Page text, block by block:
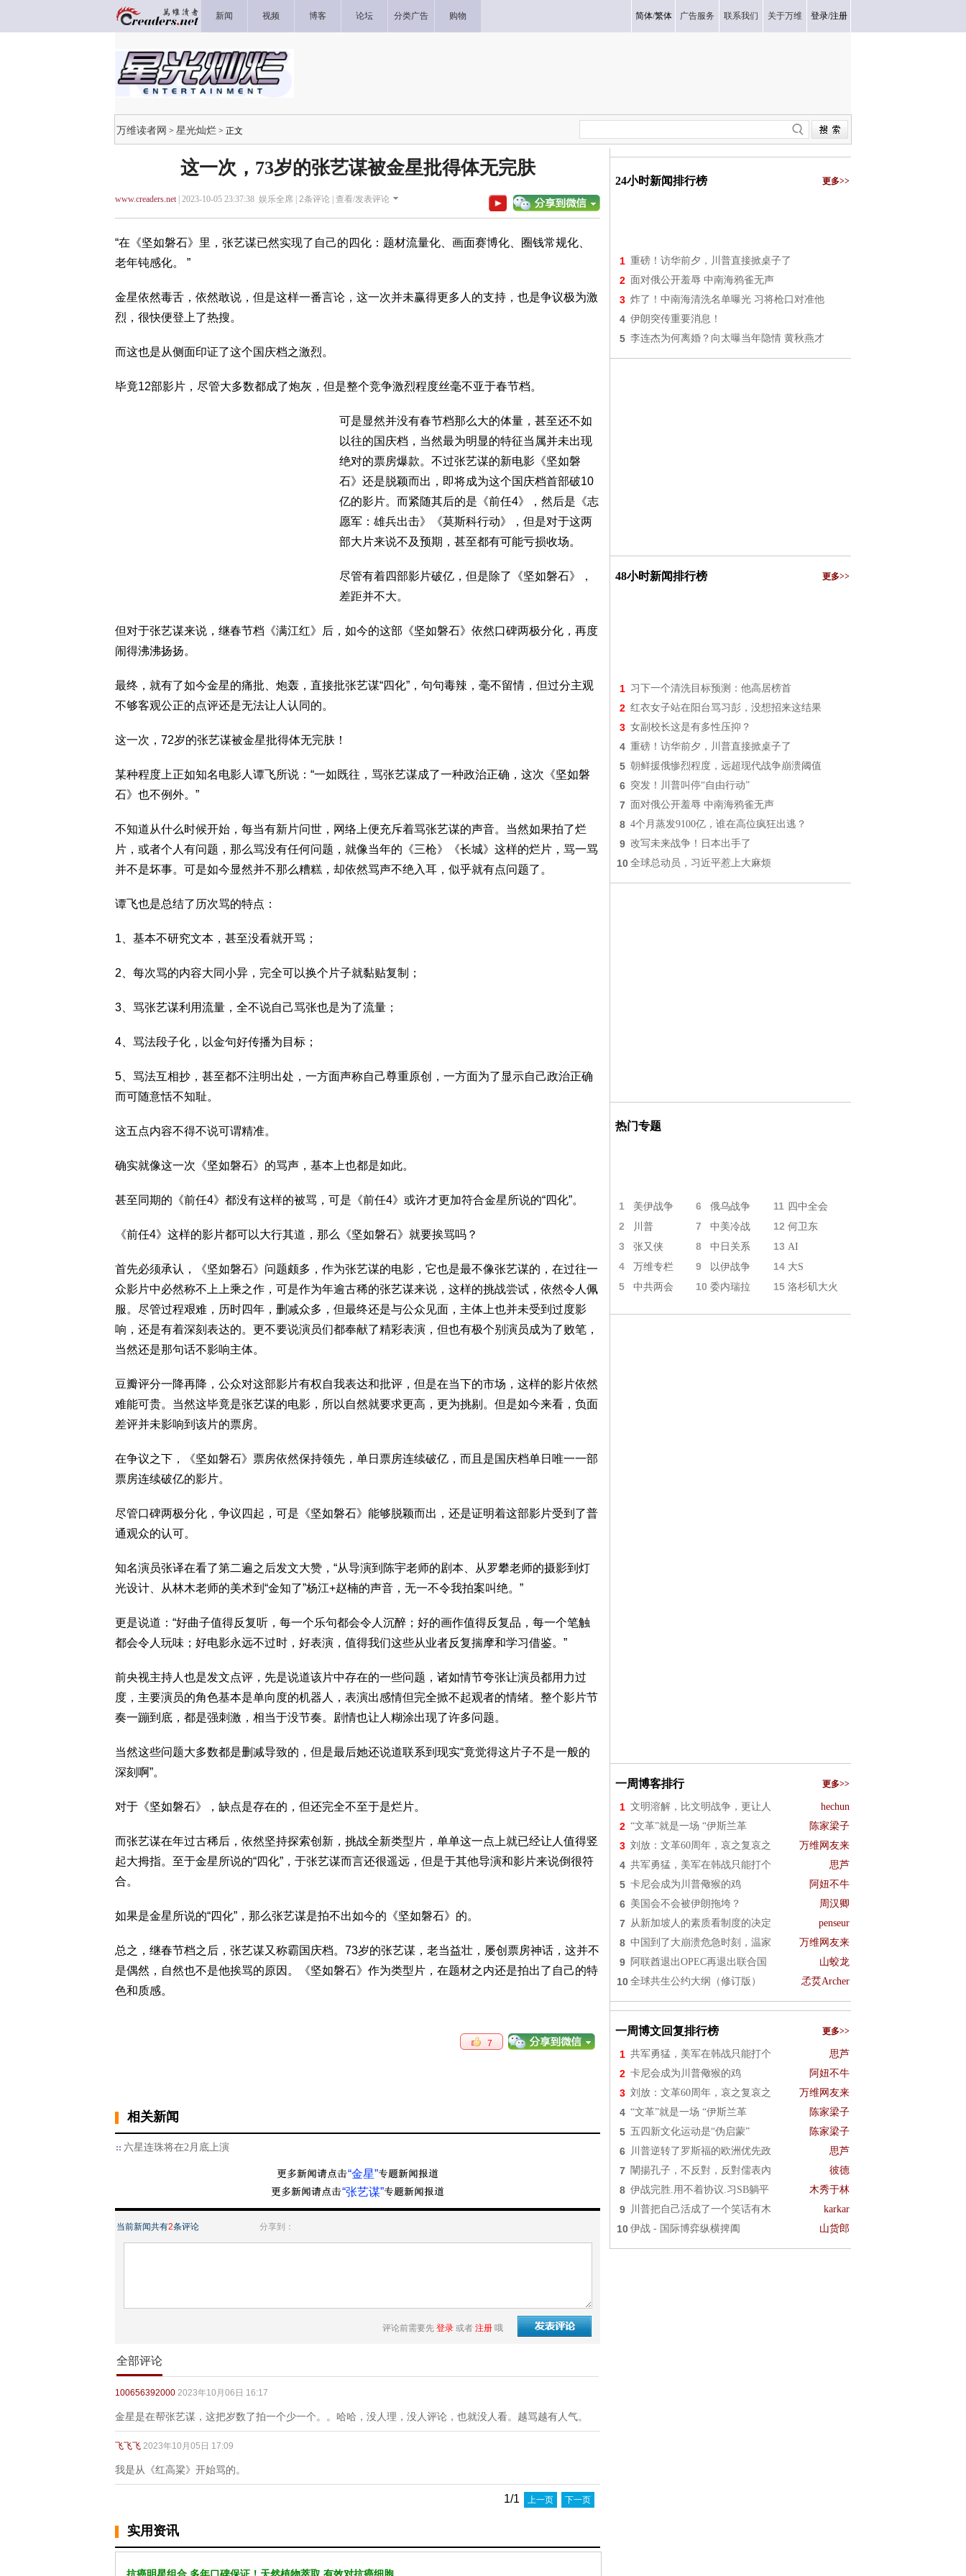
新闻 视频 博客 论坛 分类广告 购物 简体/繁体 广告服务 联系我们 关于万维 登录/注册
万维读者网 > 星光灿烂 > 正文
这一次，73岁的张艺谋被金星批得体无完肤
www.creaders.net| 2023-10-05 23:37:38 娱乐全席 | 2条评论 | 查看/发表评论
“在《坚如磐石》里，张艺谋已然实现了自己的四化：题材流量化、画面赛博化、圈钱常规化、
老年钝感化。 ”
金星依然毒舌，依然敢说，但是这样一番言论，这一次并未赢得更多人的支持，也是争议极为激
烈，很快便登上了热搜。
而这也是从侧面印证了这个国庆档之激烈。
毕竟12部影片，尽管大多数都成了炮灰，但是整个竞争激烈程度丝毫不亚于春节档。
可是显然并没有春节档那么大的体量，甚至还不如
以往的国庆档，当然最为明显的特征当属并未出现
绝对的票房爆款。不过张艺谋的新电影《坚如磐
石》还是脱颖而出，即将成为这个国庆档首部破10
亿的影片。而紧随其后的是《前任4》，然后是《志
愿军：雄兵出击》《莫斯科行动》，但是对于这两
部大片来说不及预期，甚至都有可能亏损收场。
尽管有着四部影片破亿，但是除了《坚如磐石》，
差距并不大。
但对于张艺谋来说，继春节档《满江红》后，如今的这部《坚如磐石》依然口碑两极分化，再度
闹得沸沸扬扬。
最终，就有了如今金星的痛批、炮轰，直接批张艺谋“四化”，句句毒辣，毫不留情，但过分主观
不够客观公正的点评还是无法让人认同的。
这一次，72岁的张艺谋被金星批得体无完肤！
某种程度上正如知名电影人谭飞所说：“一如既往，骂张艺谋成了一种政治正确，这次《坚如磐
石》也不例外。”
不知道从什么时候开始，每当有新片问世，网络上便充斥着骂张艺谋的声音。当然如果拍了烂
片，或者个人有问题，那么骂没有任何问题，就像当年的《三枪》《长城》这样的烂片，骂一骂
并不是坏事。可是如今显然并不那么糟糕，却依然骂声不绝入耳，似乎就有点问题了。
谭飞也是总结了历次骂的特点：
1、基本不研究文本，甚至没看就开骂；
2、每次骂的内容大同小异，完全可以换个片子就黏贴复制；
3、骂张艺谋利用流量，全不说自己骂张也是为了流量；
4、骂法段子化，以金句好传播为目标；
5、骂法互相抄，甚至都不注明出处，一方面声称自己尊重原创，一方面为了显示自己政治正确
而可随意恬不知耻。
这五点内容不得不说可谓精准。
确实就像这一次《坚如磐石》的骂声，基本上也都是如此。
甚至同期的《前任4》都没有这样的被骂，可是《前任4》或许才更加符合金星所说的“四化”。
《前任4》这样的影片都可以大行其道，那么《坚如磐石》就要挨骂吗？
首先必须承认，《坚如磐石》问题颇多，作为张艺谋的电影，它也是最不像张艺谋的，在过往一
众影片中必然称不上上乘之作，可是作为年逾古稀的张艺谋来说，这样的挑战尝试，依然令人佩
服。尽管过程艰难，历时四年，删减众多，但最终还是与公众见面，主体上也并未受到过度影
响，还是有着深刻表达的。更不要说演员们都奉献了精彩表演，但也有极个别演员成为了败笔，
当然还是那句话不影响主体。
豆瓣评分一降再降，公众对这部影片有权自我表达和批评，但是在当下的市场，这样的影片依然
难能可贵。当然这毕竟是张艺谋的电影，所以自然就要求更高，更为挑剔。但是如今来看，负面
差评并未影响到该片的票房。
在争议之下，《坚如磐石》票房依然保持领先，单日票房连续破亿，而且是国庆档单日唯一一部
票房连续破亿的影片。
尽管口碑两极分化，争议四起，可是《坚如磐石》能够脱颖而出，还是证明着这部影片受到了普
通观众的认可。
知名演员张译在看了第二遍之后发文大赞，“从导演到陈宇老师的剧本、从罗攀老师的摄影到灯
光设计、从林木老师的美术到“金知了”杨江+赵楠的声音，无一不令我拍案叫绝。”
更是说道：“好曲子值得反复听，每一个乐句都会令人沉醉；好的画作值得反复品，每一个笔触
都会令人玩味；好电影永远不过时，好表演，值得我们这些从业者反复揣摩和学习借鉴。”
前央视主持人也是发文点评，先是说道该片中存在的一些问题，诸如情节夸张让演员都用力过
度，主要演员的角色基本是单向度的机器人，表演出感情但完全掀不起观者的情绪。整个影片节
奏一蹦到底，都是强刺激，相当于没节奏。剧情也让人糊涂出现了许多问题。
当然这些问题大多数都是删减导致的，但是最后她还说道联系到现实“竟觉得这片子不是一般的
深刻啊”。
对于《坚如磐石》，缺点是存在的，但还完全不至于是烂片。
而张艺谋在年过古稀后，依然坚持探索创新，挑战全新类型片，单单这一点上就已经让人值得竖
起大拇指。至于金星所说的“四化”，于张艺谋而言还很遥远，但是于其他导演和影片来说倒很符
合。
如果是金星所说的“四化”，那么张艺谋是拍不出如今的《坚如磐石》的。
总之，继春节档之后，张艺谋又称霸国庆档。73岁的张艺谋，老当益壮，屡创票房神话，这并不
是偶然，自然也不是他挨骂的原因。《坚如磐石》作为类型片，在题材之内还是拍出了自己的特
色和质感。
7
相关新闻
六星连珠将在2月底上演
“金星”
“张艺谋”
当前新闻共有2条评论 分享到：
评论前需要先 登录 或者 注册 哦
全部评论
100656392000 2023年10月06日 16:17
金星是在帮张艺谋，这把岁数了拍一个少一个。。哈哈，没人理，没人评论，也就没人看。越骂越有人气。
飞飞飞 2023年10月05日 17:09
我是从《红高粱》开始骂的。
1/1 上一页 下一页
实用资讯
24小时新闻排行榜 更多>>
1 重磅！访华前夕，川普直接掀桌子了
2 面对俄公开羞辱 中南海鸦雀无声
3 炸了！中南海清洗名单曝光 习将枪口对准他
4 伊朗突传重要消息！
5 李连杰为何离婚？向太曝当年隐情 黄秋燕才
48小时新闻排行榜 更多>>
1 习下一个清洗目标预测：他高居榜首
2 红衣女子站在阳台骂习彭，没想招来这结果
3 女副校长这是有多性压抑？
4 重磅！访华前夕，川普直接掀桌子了
5 朝鲜援俄惨烈程度，远超现代战争崩溃阈值
6 突发！川普叫停“自由行动”
7 面对俄公开羞辱 中南海鸦雀无声
8 4个月蒸发9100亿，谁在高位疯狂出逃？
9 改写未来战争！日本出手了
10 全球总动员，习近平惹上大麻烦
热门专题
1 美伊战争 6 俄乌战争 11 四中全会
2 川普 7 中美冷战 12 何卫东
3 张又侠 8 中日关系 13 AI
4 万维专栏 9 以伊战争 14 大S
5 中共两会 10 委内瑞拉 15 洛杉矶大火
一周博客排行 更多>>
1 文明溶解，比文明战争，更让人 hechun
2 “文革”就是一场 “伊斯兰革 陈家梁子
3 刘放：文革60周年，哀之复哀之 万维网友来
4 共军勇猛，美军在韩战只能打个 思芦
5 卡尼会成为川普儆猴的鸡 阿妞不牛
6 美国会不会被伊朗拖垮？ 周汉卿
7 从新加坡人的素质看制度的决定 penseur
8 中国到了大崩溃危急时刻，温家 万维网友来
9 阿联酋退出OPEC再退出联合国 山蛟龙
10 全球共生公约大纲（修订版） 孞烎Archer
一周博文回复排行榜 更多>>
1 共军勇猛，美军在韩战只能打个 思芦
2 卡尼会成为川普儆猴的鸡 阿妞不牛
3 刘放：文革60周年，哀之复哀之 万维网友来
4 “文革”就是一场 “伊斯兰革 陈家梁子
5 五四新文化运动是“伪启蒙” 陈家梁子
6 川普逆转了罗斯福的欧洲优先政 思芦
7 闡揚孔子，不反對，反對儒表內 彼德
8 伊战完胜.用不着协议.习SB躺平 木秀于林
9 川普把自己活成了一个笑话有木 karkar
10 伊战 - 国际博弈纵横捭阖 山货郎